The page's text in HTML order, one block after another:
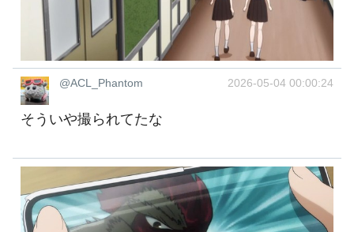
@ACL_Phantom 2026-05-04 00:00:24
そういや撮られてたな